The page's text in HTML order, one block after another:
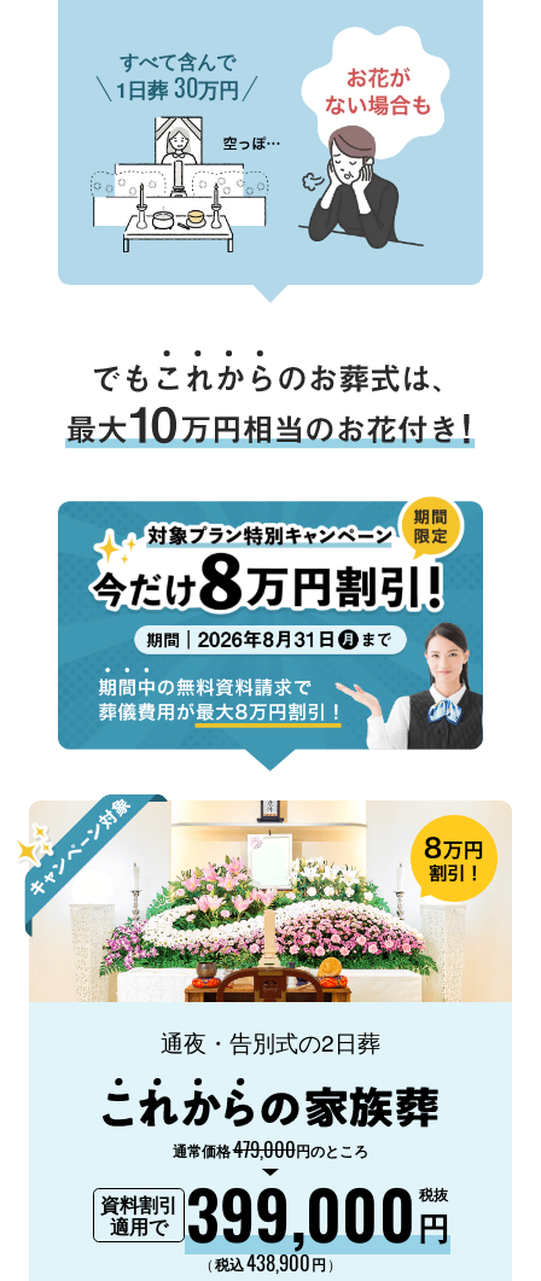
すべて含んで
1日葬 30万円
通夜・告別式の2日葬
通常価格479,000円のところ
資料割引
適用で
399,000円
税抜
（税込438,900円 ）